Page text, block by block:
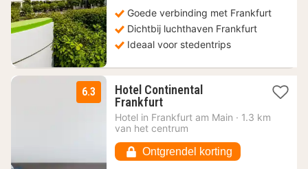
Goede verbinding met Frankfurt
Dichtbij luchthaven Frankfurt
Ideaal voor stedentrips
6.3
Hotel Continental
Frankfurt1
nacht
vanaf
€
Hotel in Frankfurt am Main · 1.3 km
van het centrum
Ontgrendel korting